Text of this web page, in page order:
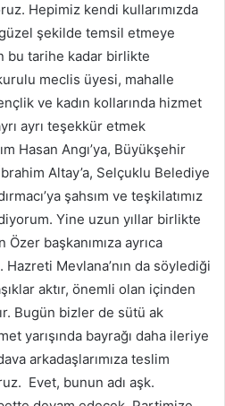
Hepimiz kendi kullarımızda
güzel şekilde temsil etmeye
bu tarihe kadar birlikte
meclis üyesi, mahalle
ve kadın kollarında hizmet
ayrı teşekkür etmek
Hasan Angı’ya, Büyükşehir
Altay’a, Selçuklu Belediye
şahsım ve teşkilatımız
Yine uzun yıllar birlikte
Özer başkanımıza ayrıca
Mevlana’nın da söylediği
aktır, önemli olan içinden
Bugün bizler de sütü ak
yarışında bayrağı daha ileriye
arkadaşlarımıza teslim
Evet, bunun adı aşk.